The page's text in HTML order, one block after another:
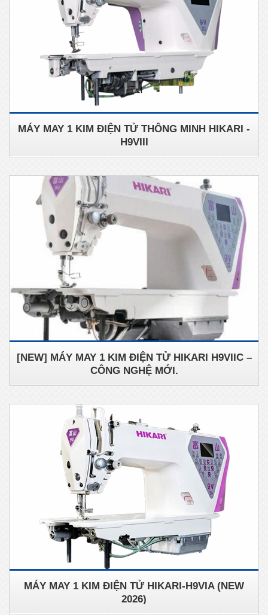
MÁY MAY 1 KIM ĐIỆN TỬ THÔNG MINH HIKARI -
H9VIII
[NEW] MÁY MAY 1 KIM ĐIỆN TỬ HIKARI H9VIIC –
CÔNG NGHỆ MỚI.
MÁY MAY 1 KIM ĐIỆN TỬ HIKARI-H9VIA (NEW
2026)